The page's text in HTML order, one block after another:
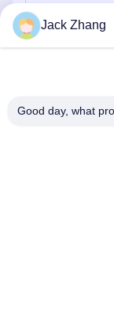
Jack Zhang
Good day, what